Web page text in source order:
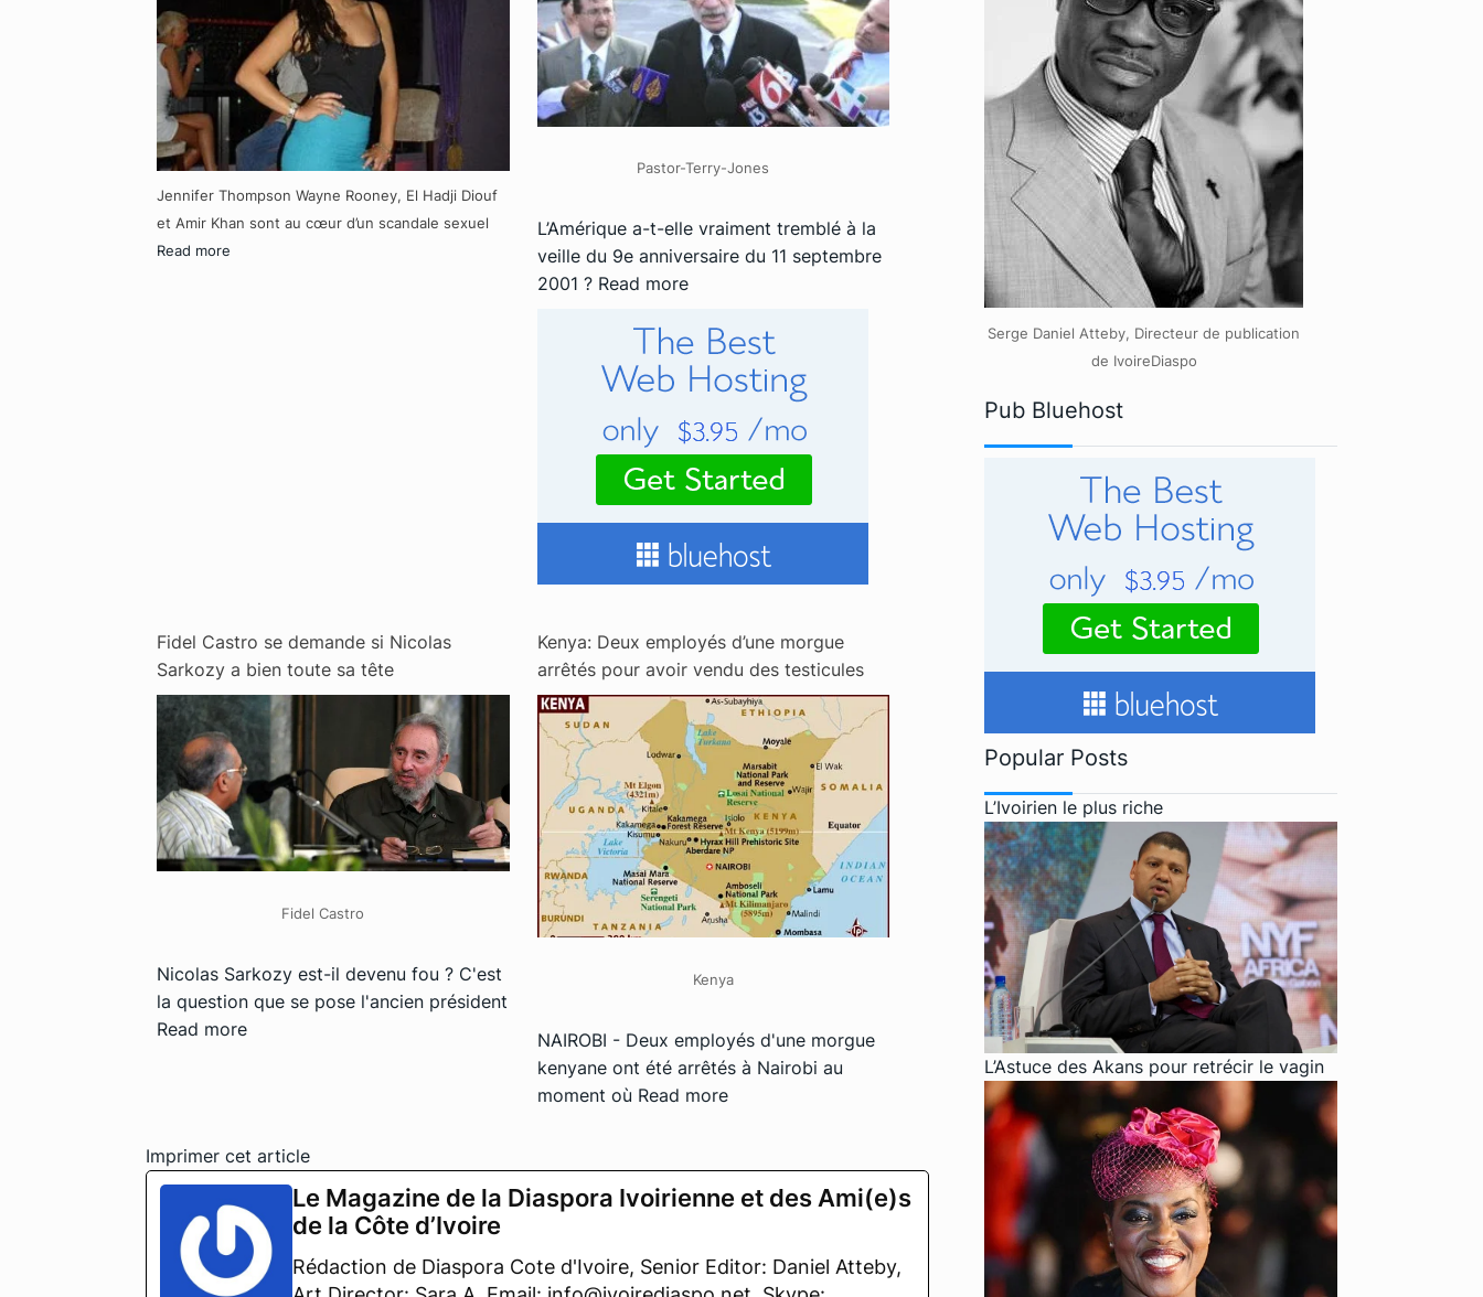
Jennifer Thompson Wayne Rooney, El Hadji Diouf
et Amir Khan sont au cœur d’un scandale sexuel
Read more
Pastor-Terry-Jones
L’Amérique a-t-elle vraiment tremblé à la
veille du 9e anniversaire du 11 septembre
2001 ? Read more
Fidel Castro se demande si Nicolas
Sarkozy a bien toute sa tête
Fidel Castro
Nicolas Sarkozy est-il devenu fou ? C'est
la question que se pose l'ancien président
Read more
Kenya: Deux employés d’une morgue
arrêtés pour avoir vendu des testicules
Kenya
NAIROBI - Deux employés d'une morgue
kenyane ont été arrêtés à Nairobi au
moment où Read more
Imprimer cet article
Le Magazine de la Diaspora Ivoirienne et des Ami(e)s
de la Côte d’Ivoire
Rédaction de Diaspora Cote d'Ivoire, Senior Editor: Daniel Atteby,
Serge Daniel Atteby, Directeur de publication
de IvoireDiaspo
Pub Bluehost
Popular Posts
L’Ivoirien le plus riche
L’Astuce des Akans pour retrécir le vagin